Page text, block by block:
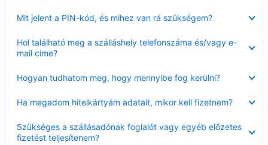
Mit jelent a PIN-kód, és mihez van rá szükségem?
Hol található meg a szálláshely telefonszáma és/vagy e-
mail címe?
Hogyan tudhatom meg, hogy mennyibe fog kerülni?
Ha megadom hitelkártyám adatait, mikor kell fizetnem?
Szükséges a szállásadónak foglalót vagy egyéb előzetes
fizetést teljesítenem?